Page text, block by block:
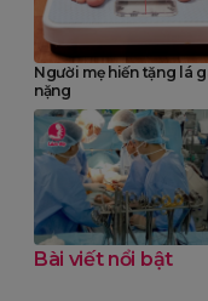
Người mẹ hiến tặng lá
nặng
Bài viết nổi bật